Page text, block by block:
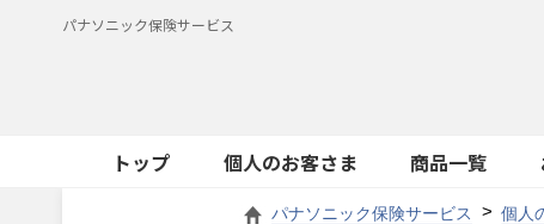
パナソニック保険サービス
トップ 個人のお客さま 商品一覧
パナソニック保険サービス 個人